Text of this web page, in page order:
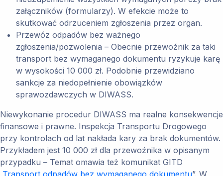
załączników (formularzy). W efekcie może to
skutkować odrzuceniem zgłoszenia przez organ.
Przewóz odpadów bez ważnego
zgłoszenia/pozwolenia – Obecnie przewoźnik za taki
transport bez wymaganego dokumentu ryzykuje karę
w wysokości 10 000 zł. Podobnie przewidziano
sankcje za niedopełnienie obowiązków
sprawozdawczych w DIWASS.
Niewykonanie procedur DIWASS ma realne konsekwencje
finansowe i prawne. Inspekcja Transportu Drogowego
przy kontrolach od lat nakłada kary za brak dokumentów.
Przykładem jest 10 000 zł dla przewoźnika w opisanym
przypadku – Temat omawia też komunikat GITD